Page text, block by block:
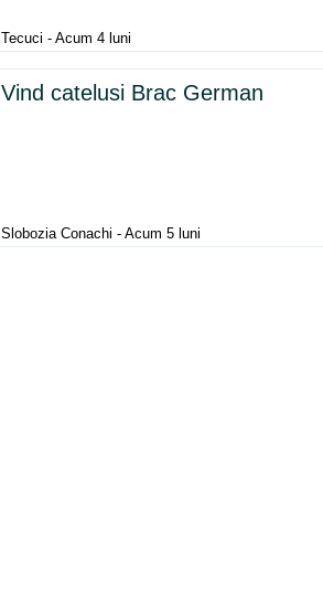
Tecuci - Acum 4 luni
Vind catelusi Brac German
Slobozia Conachi - Acum 5 luni